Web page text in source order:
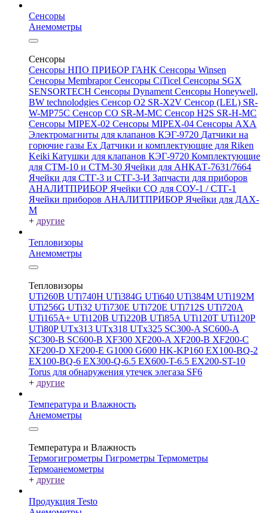
Сенсоры
Анемометры
Сенсоры
Сенсоры НПО ПРИБОР ГАНК Сенсоры Winsen
Сенсоры MembraporСенсоры CiTicel Сенсоры SGX
SENSORTECH Сенсоры Dynament Сенсоры Honeywell,
BW technolodgies Сенсор O2 SR-X2V Сенсор (LEL) SR-
W-MP75C Сенсор CO SR-M-MC Сенсор H2S SR-H-MC
Сенсоры MIPEX-02 Сенсоры MIPEX-04 Сенсоры АХА
Электромагниты для клапанов КЭГ-9720 Датчики на
горючие газы Ex Датчики и комплектующие для Riken
Keiki Катушки для клапанов КЭГ-9720 Комплектующие
для СТМ-10 и СТМ-30 Ячейки для АНКАТ-7631/7664
Ячейки для СТГ-3 и СТГ-3-И Запчасти для приборов
АНАЛИТПРИБОР Ячейки CO для СОУ-1 / СТГ-1
Ячейки приборов АНАЛИТПРИБОР Ячейки для ДАХ-
М
+ другие
Тепловизоры
Анемометры
Тепловизоры
UTi260В UTi740H UTi384G UTi640 UTi384M UTi192M
UTi256G UTi32 UTi730E UTi720E UTi712S UTi720A
UTi165A+ UTi120B UTi220B UTi85A UTi120T UTi120P
UTi80PUTx313 UTx318 UTx325 SC300-A SC600-A
SC300-B SC600-B XF300 XF200-A XF200-B XF200-C
XF200-D XF200-E G1000 G600 HK-KP160 EX100-BQ-2
EX100-BQ-6 EX300-Q-6.5 EX600-T-6.5 EX200-ST-10
Torus для обнаружения утечек элегаза SF6
+ другие
Температура и Влажность
Анемометры
Температура и Влажность
Термогигрометры Гигрометры Термометры
Термоанемометры
+ другие
Продукция Testo